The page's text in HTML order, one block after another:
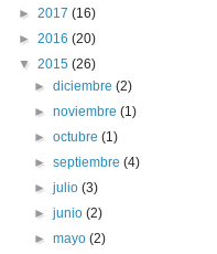
► 2017 (16)
► 2016 (20)
▼ 2015 (26)
►diciembre(2)
►noviembre(1)
►octubre(1)
►septiembre(4)
►julio(3)
►junio(2)
►mayo(2)